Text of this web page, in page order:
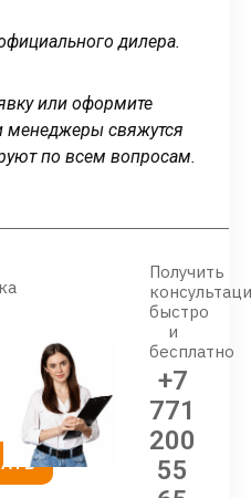
дилера.
или оформите
менеджеры свяжутся
по всем вопросам.
Получить
быстро
и
бесплатно
+7
771
200
55